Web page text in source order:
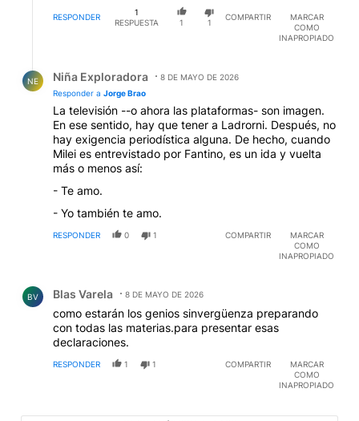
RESPONDER
1
RESPUESTA
1 1
COMPARTIR
MARCAR
COMO
INAPROPIADO
NE Niña Exploradora
8 DE MAYO DE 2026
Responder a Jorge Brao
La televisión --o ahora las plataformas- son imagen.
En ese sentido, hay que tener a Ladrorni. Después, no
hay exigencia periodística alguna. De hecho, cuando
Milei es entrevistado por Fantino, es un ida y vuelta
más o menos así:
- Te amo.
- Yo también te amo.
RESPONDER 0 1 COMPARTIR
MARCAR
COMO
INAPROPIADO
BV Blas Varela 8 DE MAYO DE 2026
como estarán los genios sinvergüenza preparando
con todas las materias.para presentar esas
declaraciones.
RESPONDER 1 1 COMPARTIR
MARCAR
COMO
INAPROPIADO